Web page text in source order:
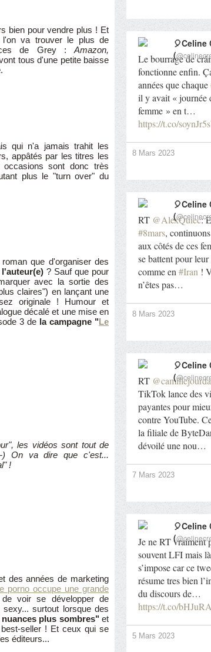
bien pour vendre plus ! Et
va trouver le plus de
de Grey : Amazon,
tous d'une petite baisse
qui n'a jamais trahit les
appâtés par les titres les
sont donc très
plus le "turn over" du
que d'organiser des
? Sauf que pour
avec la sortie des
claires") en lançant une
originale ! Humour et
décalé et une mise en
3 de la campagne "Le
les vidéos sont tout de
On va dire que c'est...
!
des années de marketing
porno occupe une grande
voir se développer de
surtout lorsque des
plus sombres" et
seller ! Et ceux qui se
éditeurs...
Le bourrage de
fonctionne enfin.
années que chaque
il y avait « journée
femme » en t…
https://t.co/
🎈Celine
(
8 Mars 2023
RT @AlexQuiec:
#8mars,
aux côtés de ces
se battent pour
comme en #Iran !
n’êtes pas…
🎈Celine
(
8 Mars 2023
RT
TikTok lance des
payantes pour
contre YouTube.
la filiale de
dévoilé une nou…
🎈Celine
(
7 Mars 2023
Je ne RT vraiment
souvent LFI mais
s’impose car ce
résume tres bien
du discours de…
https://t.co/
🎈Celine
(
5 Mars 2023